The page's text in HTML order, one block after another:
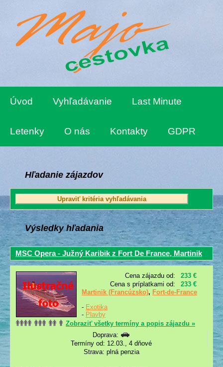
Úvod Vyhľadávanie Last Minute
Letenky O nás Kontakty GDPR
Hľadanie zájazdov
Výsledky hľadania
MSC Opera - Južný Karibik z Fort De France, Martinik
Cena zájazdu od:
233 €
Cena s príplatkami od:
233 €
Martinik (Francúzsko), Fort-de-France
- Exotika
- Plavby
Zobraziť všetky termíny a popis zájazdu »
Doprava:
Termíny od: 12.03., 4 dňové
Strava: plná penzia